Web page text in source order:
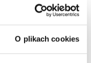
O plikach cookies